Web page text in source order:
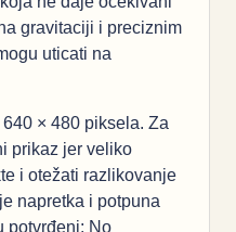
gravitaciji i preciznim
uticati na
× 480 piksela. Za
prikaz jer veliko
i otežati razlikovanje
napretka i potpuna
potvrđeni: No